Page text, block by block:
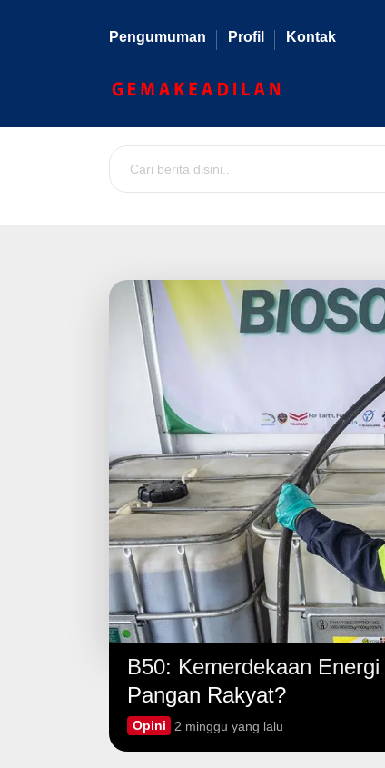
Pengumuman Profil Kontak
B50: Kemerdekaan
Pangan Rakyat?
Opini 2 minggu yang lalu